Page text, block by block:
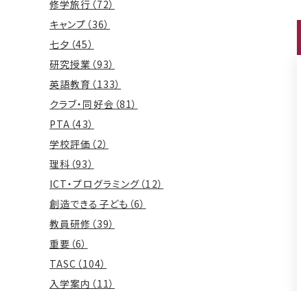
修学旅行（72）
キャンプ（36）
七夕（45）
研究授業（93）
英語教育（133）
クラブ・同好会（81）
PTA（43）
学校評価（2）
理科（93）
ICT・プログラミング（12）
創造できる子ども（6）
教員研修（39）
重要（6）
TASC（104）
入学案内（11）